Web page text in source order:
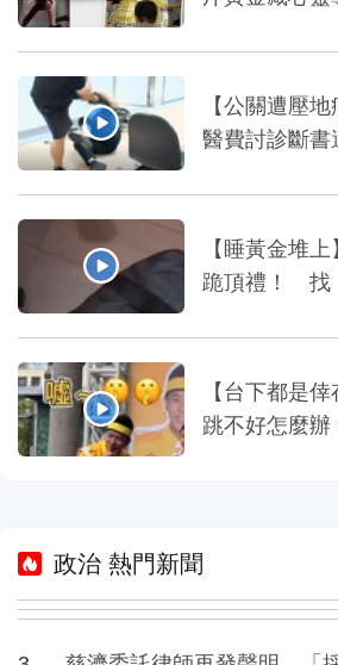
【公關遭壓
醫費討診斷
【睡黃金堆
跪頂禮！ 找
【台下都是
跳不好怎麼辦
政治 熱門新聞